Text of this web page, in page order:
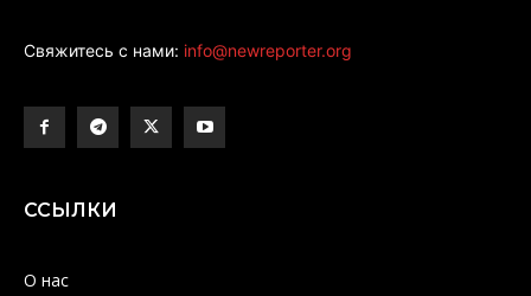
Свяжитесь с нами: info@newreporter.org
ССЫЛКИ
О нас